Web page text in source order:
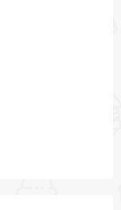
优化，带来更